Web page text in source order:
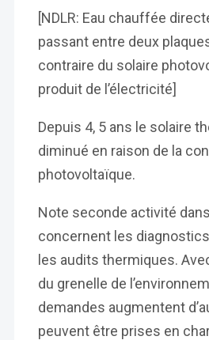
[NDLR: Eau chauffée
passant entre deux
contraire du solaire
produit de l’électricité]
Depuis 4, 5 ans le solaire
diminué en raison de la
photovoltaïque.
Note seconde activité
concernent les
les audits thermiques.
du grenelle de
demandes augmentent
peuvent être prises en